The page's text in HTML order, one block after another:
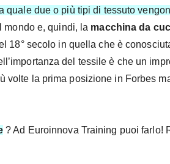
quale due o più tipi di tessuto
mondo e, quindi, la macchina da
18° secolo in quella che è
del tessile è che un
volte la prima posizione in Forbes
? Ad Euroinnova Training puoi farlo!